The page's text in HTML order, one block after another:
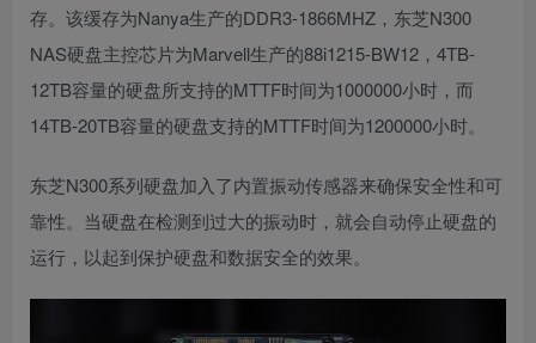
存。该缓存为Nanya生产的DDR3-1866MHZ，东芝N300
NAS硬盘主控芯片为Marvell生产的88i1215-BW12，4TB-
12TB容量的硬盘所支持的MTTF时间为1000000小时，而
14TB-20TB容量的硬盘支持的MTTF时间为1200000小时。
东芝N300系列硬盘加入了内置振动传感器来确保安全性和可
靠性。当硬盘在检测到过大的振动时，就会自动停止硬盘的
运行，以起到保护硬盘和数据安全的效果。